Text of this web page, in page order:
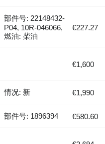
部件号: 22148432-
P04, 10R-046066,
燃油: 柴油
€227.27
€1,600
情况: 新 €1,990
部件号: 1896394 €580.60